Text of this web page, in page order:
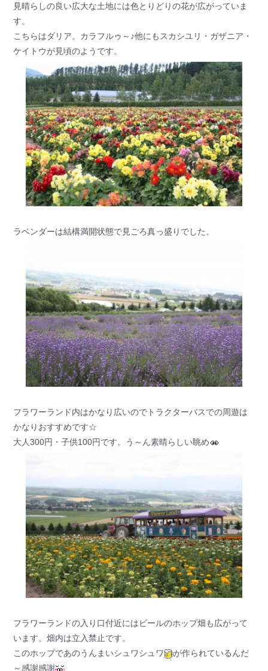
見晴らしの良い広大な土地には色とりどりの花が広がっていま
す。
こちらはダリア。カラフルゥ～♪他にもスカシユリ・ガザニア・
ケイトウが見頃のようです。
ラベンダーは結構満開状態で見ごろ真っ盛りでした。
フラワーランド内はかなり広いのでトラクターバスでの周遊は
かなりおすすめです☆
大人300円・子供100円です。う～ん素晴らしい眺め
フラワーランドの入り口付近にはビールのホップ畑も広がって
います。畑内は立入禁止です。
このホップであのうんまいシュワシュワ
が作られているんだ
～感謝感謝